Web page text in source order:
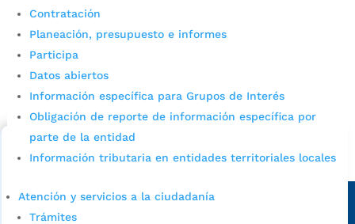
Contratación
Planeación, presupuesto e informes
Participa
Datos abiertos
Información específica para Grupos de Interés
Obligación de reporte de información específica por
parte de la entidad
Información tributaria en entidades territoriales locales
Atención y servicios a la ciudadanía
Trámites
Cupos Escolares Bucaramanga 2022
Consulta aqui los pasos para inscribirse y solicitar un
Bucaramanga.
Alcaldía de Bucaramanga
Sede principal